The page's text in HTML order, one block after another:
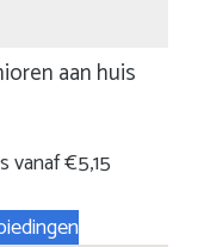
aan huis
vanaf €5,15